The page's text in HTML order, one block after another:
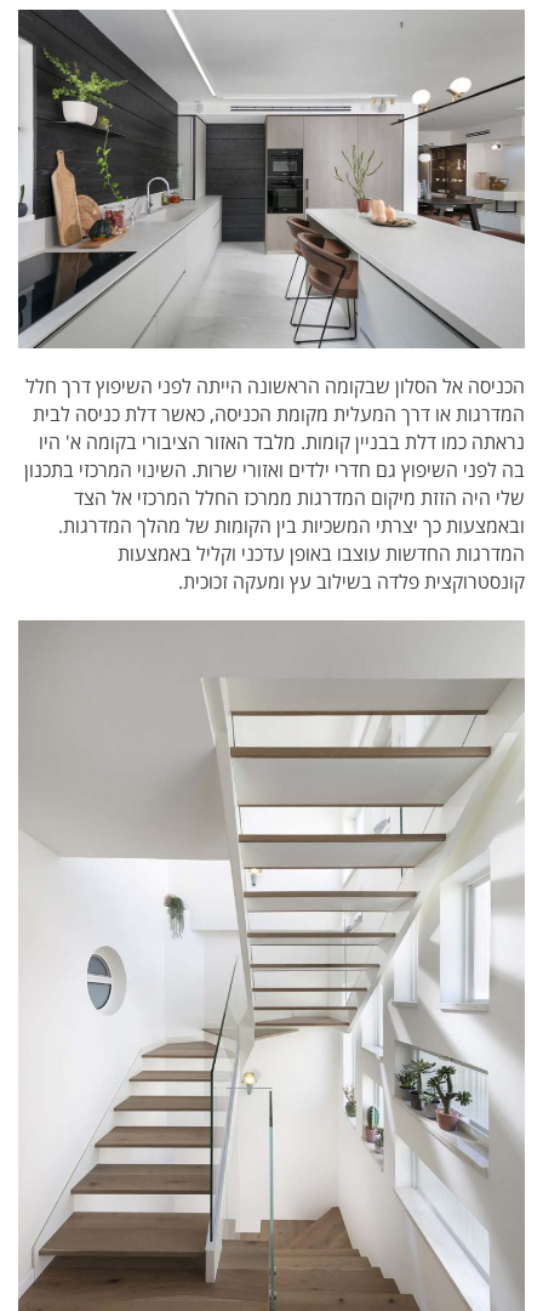
הכניסה אל הסלון שבקומה הראשונה הייתה לפני השיפוץ דרך חלל
המדרגות או דרך המעלית מקומת הכניסה, כאשר דלת כניסה לבית
נראתה כמו דלת בבניין קומות. מלבד האזור הציבורי בקומה א' היו
בה לפני השיפוץ גם חדרי ילדים ואזורי שרות. השינוי המרכזי בתכנון
שלי היה הזזת מיקום המדרגות ממרכז החלל המרכזי אל הצד
ובאמצעות כך יצרתי המשכיות בין הקומות של מהלך המדרגות.
המדרגות החדשות עוצבו באופן עדכני וקליל באמצעות
קונסטרוקצית פלדה בשילוב עץ ומעקה זכוכית.